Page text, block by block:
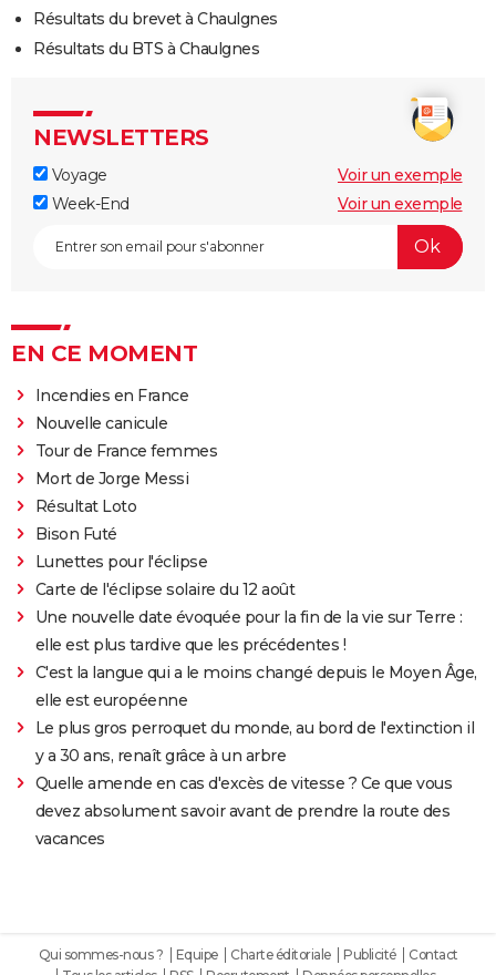
Résultats du brevet à Chaulgnes
Résultats du BTS à Chaulgnes
NEWSLETTERS
Voyage
Voir un exemple
Week-End
Voir un exemple
EN CE MOMENT
Incendies en France
Nouvelle canicule
Tour de France femmes
Mort de Jorge Messi
Résultat Loto
Bison Futé
Lunettes pour l'éclipse
Carte de l'éclipse solaire du 12 août
Une nouvelle date évoquée pour la fin de la vie sur Terre :
elle est plus tardive que les précédentes !
C'est la langue qui a le moins changé depuis le Moyen Âge,
elle est européenne
Le plus gros perroquet du monde, au bord de l'extinction il
y a 30 ans, renaît grâce à un arbre
Quelle amende en cas d'excès de vitesse ? Ce que vous
devez absolument savoir avant de prendre la route des
vacances
Qui sommes-nous ? Equipe Charte éditoriale Publicité
Contact